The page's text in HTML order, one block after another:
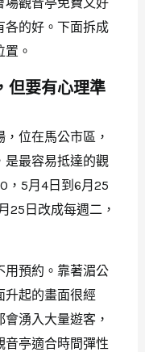
各的好。下面拆成
。
但要有心理準
位在馬公市區，
是最容易抵達的觀
，5月4日到6月25
25日改成每週二，
用預約。靠著湄公
升起的畫面很經
湧入大量遊客，
音亭適合時間彈性